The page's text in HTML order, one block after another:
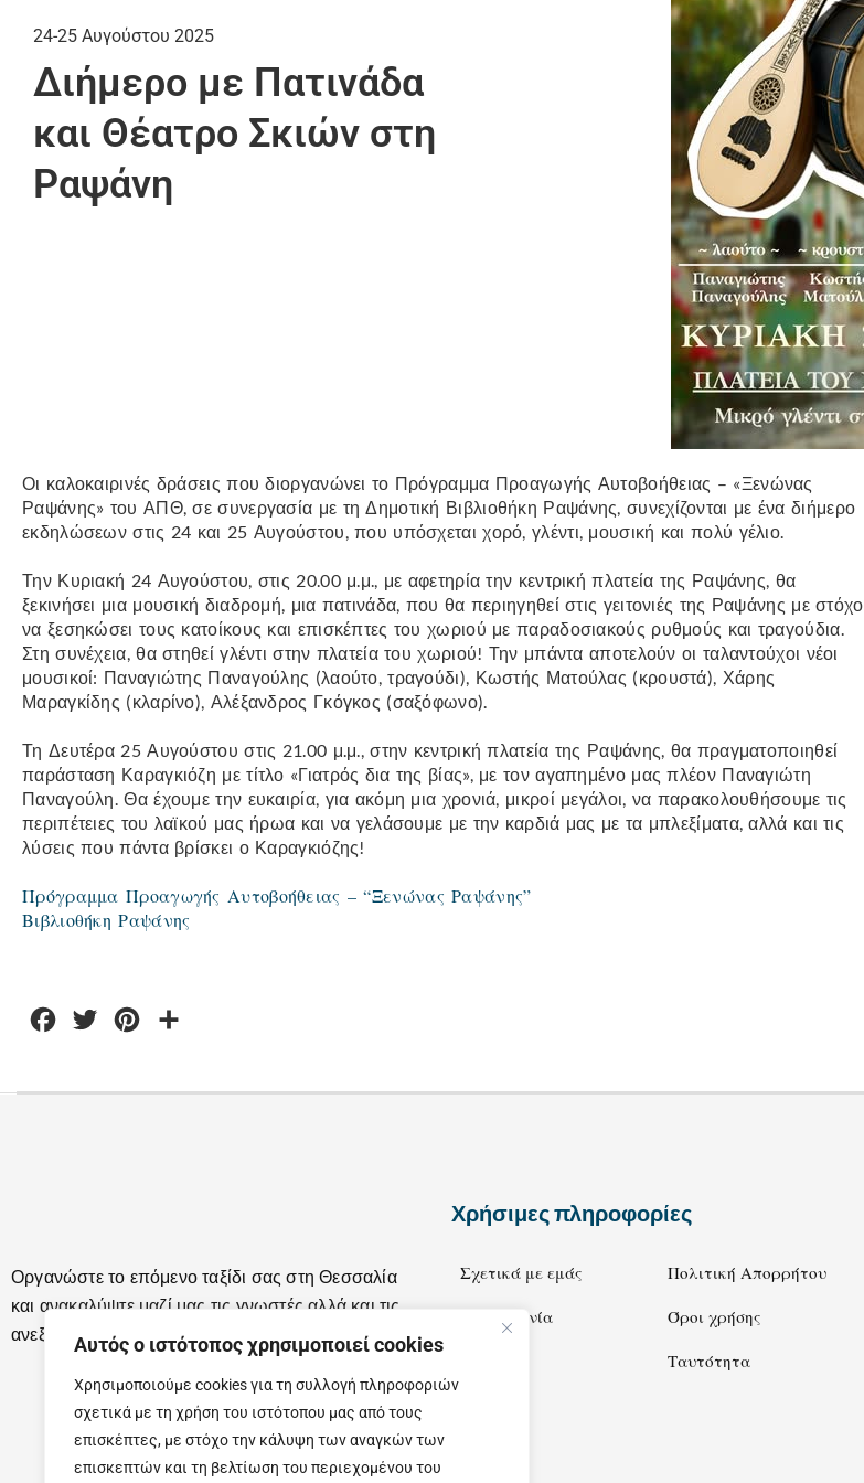
Αυτός ο ιστότοπος χρησιμοποιεί cookies
Χρησιμοποιούμε cookies για τη συλλογή πληροφοριών
σχετικά με τη χρήση του ιστότοπου μας από τους
επισκέπτες, με στόχο την κάλυψη των αναγκών των
επισκεπτών και τη βελτίωση του περιεχομένου του
24-25 Αυγούστου 2025
Διήμερο με Πατινάδα
και Θέατρο Σκιών στη
Ραψάνη
Οι καλοκαιρινές δράσεις που διοργανώνει το Πρόγραμμα Προαγωγής Αυτοβοήθειας – «Ξενώνας
Ραψάνης» του ΑΠΘ, σε συνεργασία με τη Δημοτική Βιβλιοθήκη Ραψάνης, συνεχίζονται με ένα διήμερο
εκδηλώσεων στις 24 και 25 Αυγούστου, που υπόσχεται χορό, γλέντι, μουσική και πολύ γέλιο.
Την Κυριακή 24 Αυγούστου, στις 20.00 μ.μ., με αφετηρία την κεντρική πλατεία της Ραψάνης, θα
ξεκινήσει μια μουσική διαδρομή, μια πατινάδα, που θα περιηγηθεί στις γειτονιές της Ραψάνης με στόχο
να ξεσηκώσει τους κατοίκους και επισκέπτες του χωριού με παραδοσιακούς ρυθμούς και τραγούδια.
Στη συνέχεια, θα στηθεί γλέντι στην πλατεία του χωριού! Την μπάντα αποτελούν οι ταλαντούχοι νέοι
μουσικοί: Παναγιώτης Παναγούλης (λαούτο, τραγούδι), Κωστής Ματούλας (κρουστά), Χάρης
Μαραγκίδης (κλαρίνο), Αλέξανδρος Γκόγκος (σαξόφωνο).
Τη Δευτέρα 25 Αυγούστου στις 21.00 μ.μ., στην κεντρική πλατεία της Ραψάνης, θα πραγματοποιηθεί
παράσταση Καραγκιόζη με τίτλο «Γιατρός δια της βίας», με τον αγαπημένο μας πλέον Παναγιώτη
Παναγούλη. Θα έχουμε την ευκαιρία, για ακόμη μια χρονιά, μικροί μεγάλοι, να παρακολουθήσουμε τις
περιπέτειες του λαϊκού μας ήρωα και να γελάσουμε με την καρδιά μας με τα μπλεξίματα, αλλά και τις
λύσεις που πάντα βρίσκει ο Καραγκιόζης!
Πρόγραμμα Προαγωγής Αυτοβοήθειας – “Ξενώνας Ραψάνης”
Βιβλιοθήκη Ραψάνης
FacebookTwitter Pinterest
Οργανώστε το επόμενο ταξίδι σας στη Θεσσαλία
και ανακαλύψτε μαζί μας τις γνωστές αλλά και τις
ανεξερεύνητες ομορφιές της.
Χρήσιμες πληροφορίες
Σχετικά με εμάς
Επικοινωνία
Πολιτική Απορρήτου
Όροι χρήσης
Ταυτότητα